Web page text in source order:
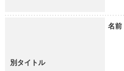
別タイトル
名前